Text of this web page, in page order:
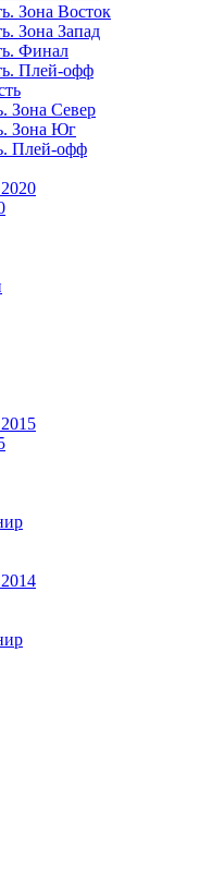
Зона Восток
Зона Запад
Финал
Плей-офф
Зона Север
Зона Юг
Плей-офф